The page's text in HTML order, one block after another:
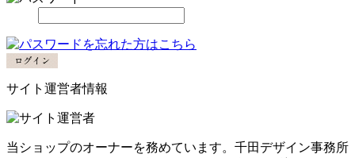
サイト運営者情報
当ショップのオーナーを務めています。千田デザイン事務所